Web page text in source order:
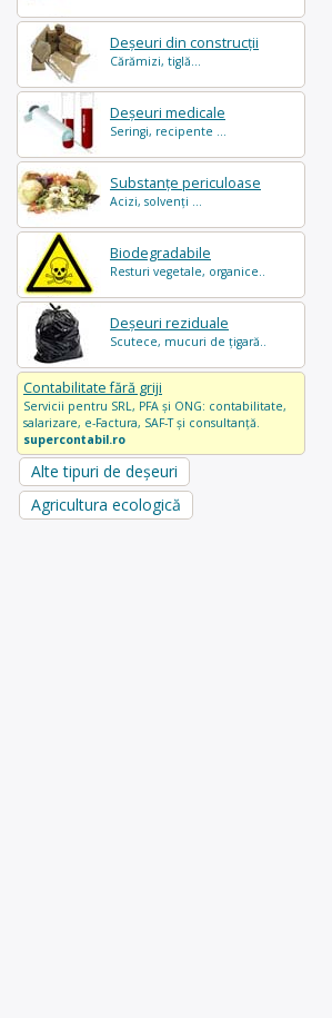
Deșeuri din construcții
Cărămizi, tiglă...
Deșeuri medicale
Seringi, recipente ...
Substanțe periculoase
Acizi, solvenți ...
Biodegradabile
Resturi vegetale, organice..
Deșeuri reziduale
Scutece, mucuri de țigară..
Contabilitate fără griji
Servicii pentru SRL, PFA și ONG: contabilitate,
salarizare, e-Factura, SAF-T și consultanță.
supercontabil.ro
Alte tipuri de deșeuri
Agricultura ecologică